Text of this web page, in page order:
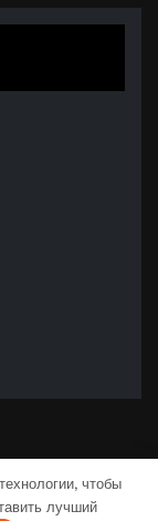
CloudPress Dark
чтобы
лучший